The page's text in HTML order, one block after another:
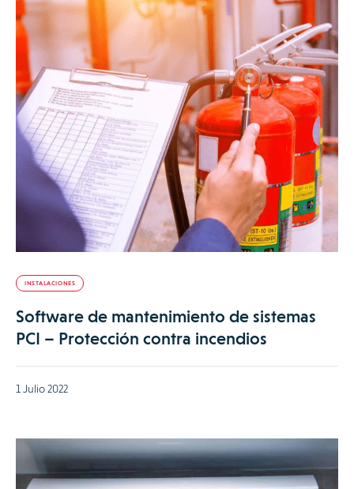
INSTALACIONES
Software de mantenimiento de sistemas
PCI – Protección contra incendios
1 Julio 2022